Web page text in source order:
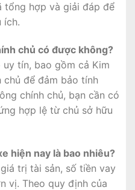
tổng hợp và giải đáp để
ích.
chủ có được không?
tín, bao gồm cả Kim
chủ để đảm bảo tính
chính chủ, bạn cần có
hợp lệ từ chủ sở hữu
hiện nay là bao nhiêu?
trị tài sản, số tiền vay
vị. Theo quy định của